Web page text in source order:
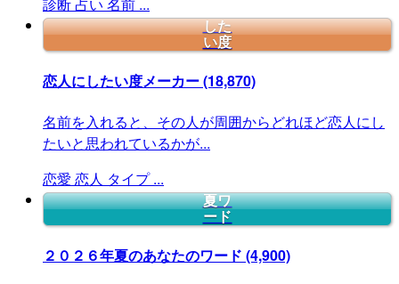
診断 占い 名前 ...
した
い度
恋人にしたい度メーカー(18,870)
名前を入れると、その人が周囲からどれほど恋人にし
たいと思われているかが...
恋愛 恋人 タイプ ...
夏ワ
ード
２０２６年夏のあなたのワード (4,900)